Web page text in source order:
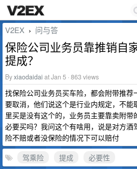
V2EX › 问与答
保险公司业务员靠推销自
提成？
Byxiaodaidai at Jan 5 · 863 views
找保险公司业务员买车险，都会附带推荐
要取消，他们说这个是行业内规定，不
里买是没有这个的，业务员主要靠卖附
必要买吗？我问这个有啥用，说是对方
险不赔或者没保险的情况下可以赔付
驾乘险
提成
必要性